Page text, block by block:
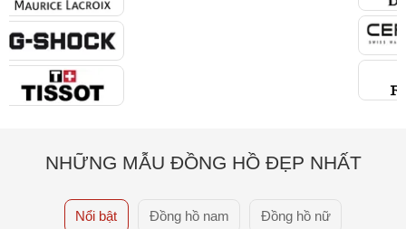
NHỮNG MẪU ĐỒNG HỒ ĐẸP NHẤT
Nổi bật Đồng hồ nam Đồng hồ nữ